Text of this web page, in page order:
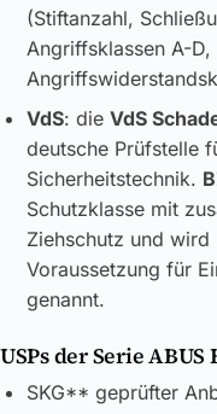
(Stiftanzahl,
Angriffsklassen A-
VdS: die VdS
deutsche Prüfstelle
Sicherheitstechnik.
Schutzklasse mit
Ziehschutz und
Voraussetzung für
genannt.
USPs der Serie ABUS
SKG** geprüfter